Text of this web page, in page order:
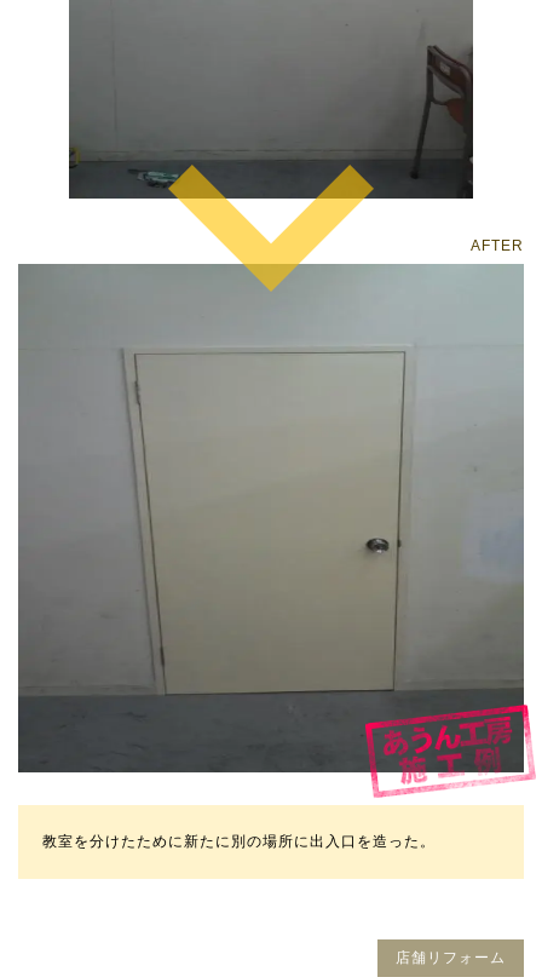
教室を分けたために新たに別の場所に出入口を造った。
店舗リフォーム